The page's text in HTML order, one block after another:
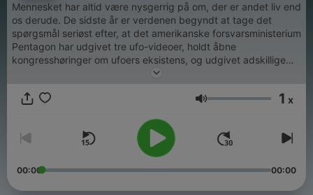
Mennesket har altid være nysgerrig på om, der er andet liv end
os derude. De sidste år er verdenen begyndt at tage det
spørgsmål seriøst efter, at det amerikanske forsvarsministerium
Pentagon har udgivet tre ufo-videoer, holdt åbne
kongresshøringer om ufoers eksistens, og udgivet adskillige
rapporter der bekræfter, at noget ukendt flyver rundt i det
undersøger, om der er liv i rummet, og om vi allerede har haft
Medvært: Anja C. Andersen. Musik: Selina Gin. Foto: Peter
Helles. Produceret for DR af Firkantede Øjne ApS.
音量 1 x
00:00 00:00